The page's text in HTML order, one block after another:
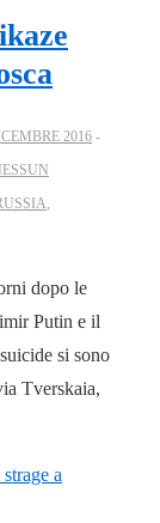
2016
,
dopo le
Putin e il
si sono
Tverskaia,
a